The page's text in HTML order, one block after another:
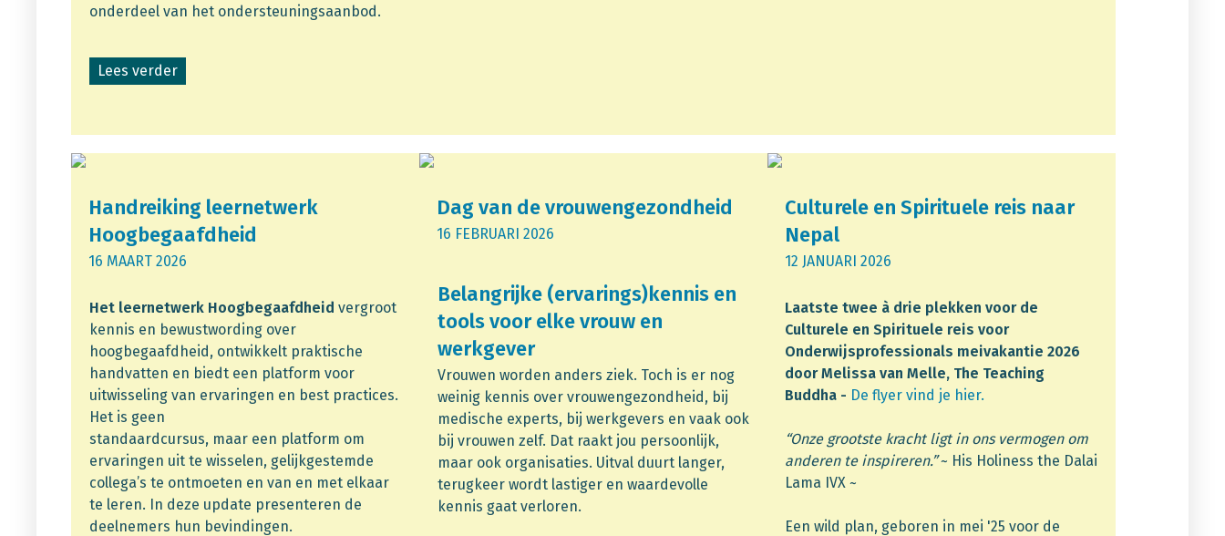
onderdeel van het ondersteuningsaanbod.
Lees verder
Handreiking leernetwerk
Hoogbegaafdheid
16 MAART 2026
Het leernetwerk Hoogbegaafdheid vergroot
kennis en bewustwording over
hoogbegaafdheid, ontwikkelt praktische
handvatten en biedt een platform voor
uitwisseling van ervaringen en best practices.
Het is geen
standaardcursus, maar een platform om
ervaringen uit te wisselen, gelijkgestemde
collega’s te ontmoeten en van en met elkaar
te leren. In deze update presenteren de
deelnemers hun bevindingen.
Dag van de vrouwengezondheid
16 FEBRUARI 2026
Belangrijke (ervarings)kennis en
tools voor elke vrouw en
werkgever
Vrouwen worden anders ziek. Toch is er nog
weinig kennis over vrouwengezondheid, bij
medische experts, bij werkgevers en vaak ook
bij vrouwen zelf. Dat raakt jou persoonlijk,
maar ook organisaties. Uitval duurt langer,
terugkeer wordt lastiger en waardevolle
kennis gaat verloren.
Culturele en Spirituele reis naar
Nepal
12 JANUARI 2026
Laatste twee à drie plekken voor de
Culturele en Spirituele reis voor
Onderwijsprofessionals meivakantie 2026
door Melissa van Melle, The Teaching
Buddha - De flyer vind je hier.
“Onze grootste kracht ligt in ons vermogen om
anderen te inspireren.”~ His Holiness the Dalai
Lama IVX ~
Een wild plan, geboren in mei '25 voor de